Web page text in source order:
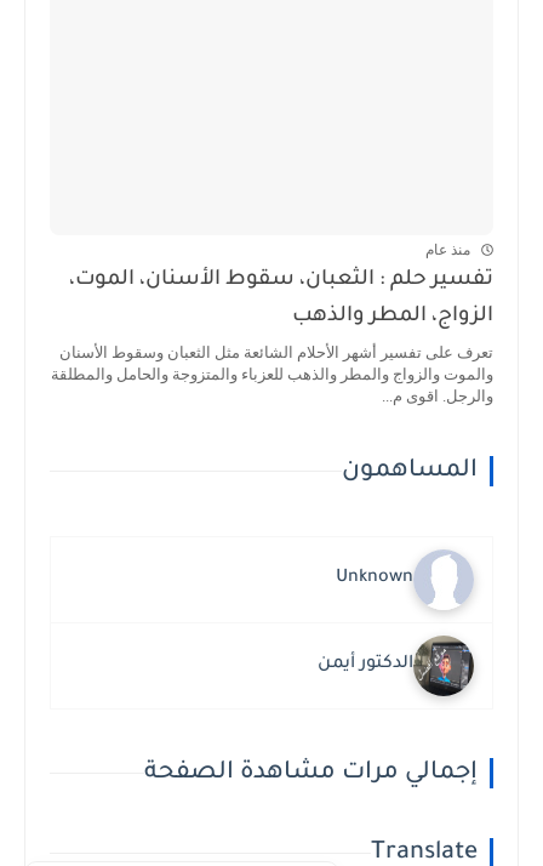
منذ عام
تفسير حلم : الثعبان، سقوط الأسنان، الموت،
الزواج، المطر والذهب
تعرف على تفسير أشهر الأحلام الشائعة مثل الثعبان وسقوط الأسنان
والموت والزواج والمطر والذهب للعزباء والمتزوجة والحامل والمطلقة
والرجل. اقوى م...
المساهمون
Unknown
الدكتور أيمن
إجمالي مرات مشاهدة الصفحة
Translate